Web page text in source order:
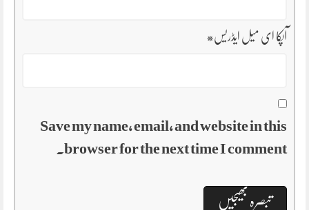
آپکا ای میل ایڈریس*
Save my name, email, and website in this
browser for the next time I comment.